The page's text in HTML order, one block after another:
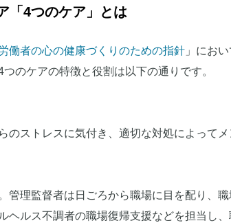
ト
ションを活性化
然に防ぐ
「4つのケア」とは
働者の心の健康づくりのための指針 」にお
のケアの特徴と役割は以下の通りです。
のストレスに気付き、適切な対処によって
管理監督者は日ごろから職場に目を配り、
ヘルス不調者の職場復帰支援などを担当し、